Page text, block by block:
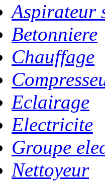
Aspirateur
Betonniere
Chauffage
Eclairage
Electricite
Groupe
Nettoyeur